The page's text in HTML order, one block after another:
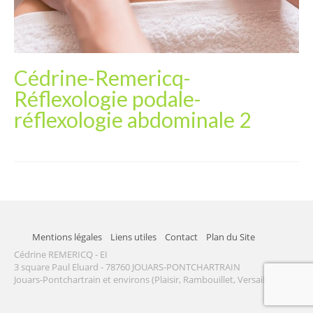
Cédrine-Remericq-
Réflexologie podale-
réflexologie abdominale 2
Mentions légales Liens utiles Contact
Plan du Site
Cédrine REMERICQ - EI
3 square Paul Eluard - 78760 JOUARS-PONTCHARTRAIN
Jouars-Pontchartrain et environs (Plaisir, Rambouillet, Versailles...)